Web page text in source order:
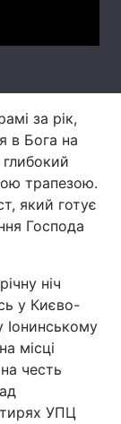
за рік,
в Бога на
трапезою.
який готує
Господа
ніч
у Києво-
Іонинському
місці
честь
УПЦ